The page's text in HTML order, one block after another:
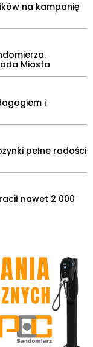
na kampanię
Miasta
i
pełne radości
nawet 2 000